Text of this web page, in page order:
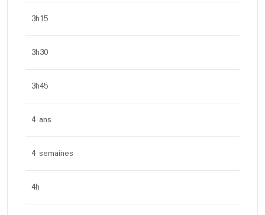
3h15
3h30
3h45
4 ans
4 semaines
4h